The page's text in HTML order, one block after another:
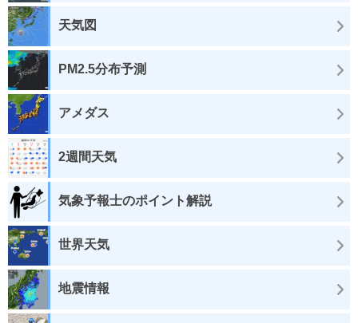
天気図
PM2.5分布予測
アメダス
2週間天気
気象予報士のポイント解説
世界天気
地震情報